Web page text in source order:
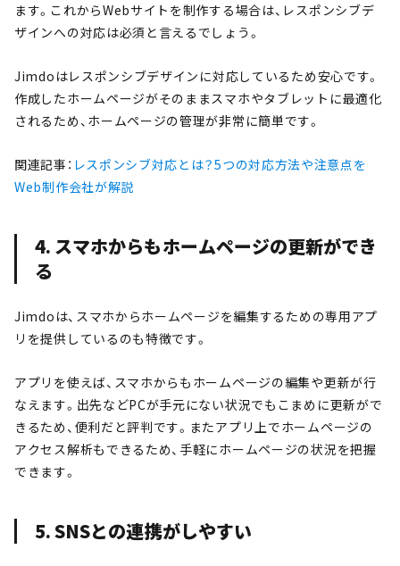
ます。これからWebサイトを制作する場合は、レスポンシブデ
ザインへの対応は必須と言えるでしょう。
Jimdoはレスポンシブデザインに対応しているため安心です。
作成したホームページがそのままスマホやタブレットに最適化
されるため、ホームページの管理が非常に簡単です。
関連記事： レスポンシブ対応とは？5つの対応方法や注意点を
Web制作会社が解説
4. スマホからもホームページの更新ができ
る
Jimdoは、スマホからホームページを編集するための専用アプ
リを提供しているのも特徴です。
アプリを使えば、スマホからもホームページの編集や更新が行
なえます。出先などPCが手元にない状況でもこまめに更新がで
きるため、便利だと評判です。またアプリ上でホームページの
アクセス解析もできるため、手軽にホームページの状況を把握
できます。
5. SNSとの連携がしやすい